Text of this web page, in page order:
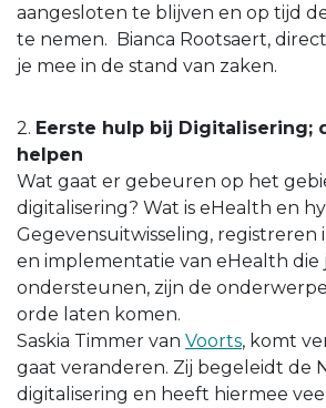
aangesloten te blijven en op tijd
te nemen. Bianca Rootsaert,
je mee in de stand van zaken.
2. Eerste hulp bij Digitalisering;
helpen
Wat gaat er gebeuren op het
digitalisering? Wat is eHealth en
Gegevensuitwisseling, registreren
en implementatie van eHealth die
ondersteunen, zijn de
orde laten komen.
Saskia Timmer van Voorts, komt
gaat veranderen. Zij begeleidt de
digitalisering en heeft hiermee